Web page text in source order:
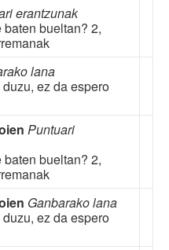
erantzunak
bueltan? 2,
lana
ez da espero
Puntuari
bueltan? 2,
Ganbarako lana
ez da espero